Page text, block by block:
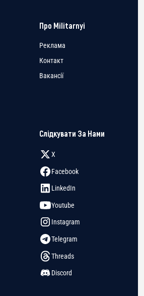
Про Militarnyi
Реклама
Контакт
Вакансії
Слідкувати За Нами
X
Facebook
LinkedIn
Youtube
Instagram
Telegram
Threads
Discord